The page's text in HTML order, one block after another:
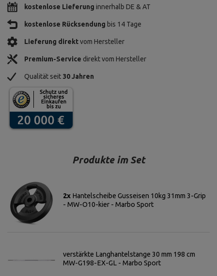
kostenlose Lieferung innerhalb DE & AT
kostenlose Rücksendung bis 14 Tage
Lieferung direktvom Hersteller
Premium-Service direkt vom Hersteller
Qualität seit 30 Jahren
Produkte im Set
2x Hantelscheibe Gusseisen 10kg 31mm 3-Grip
- MW-O10-kier - Marbo Sport
verstärkte Langhantelstange 30 mm 198 cm
MW-G198-EX-GL - Marbo Sport